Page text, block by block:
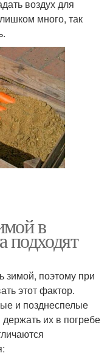
воздух для
много, так
в
подходят
зимой, поэтому при
этот фактор.
и позднеспелые
их в погребе